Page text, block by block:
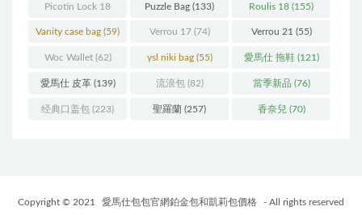
Picotin Lock 18
(202)
Puzzle Bag (133) Roulis 18 (155)
Vanity case bag (59) Verrou 17(74) Verrou 21 (55)
Woc Wallet(62) ysl niki bag(55) 愛馬仕 拖鞋(121)
愛馬仕 皮革(139) 流浪包(82) 當季新品 (76)
经典口盖包 (223) 聖羅蘭 (257) 香奈兒 (70)
Copyright © 2021 愛馬仕包包官網鉑金包和凱莉包價格 - All rights reserved